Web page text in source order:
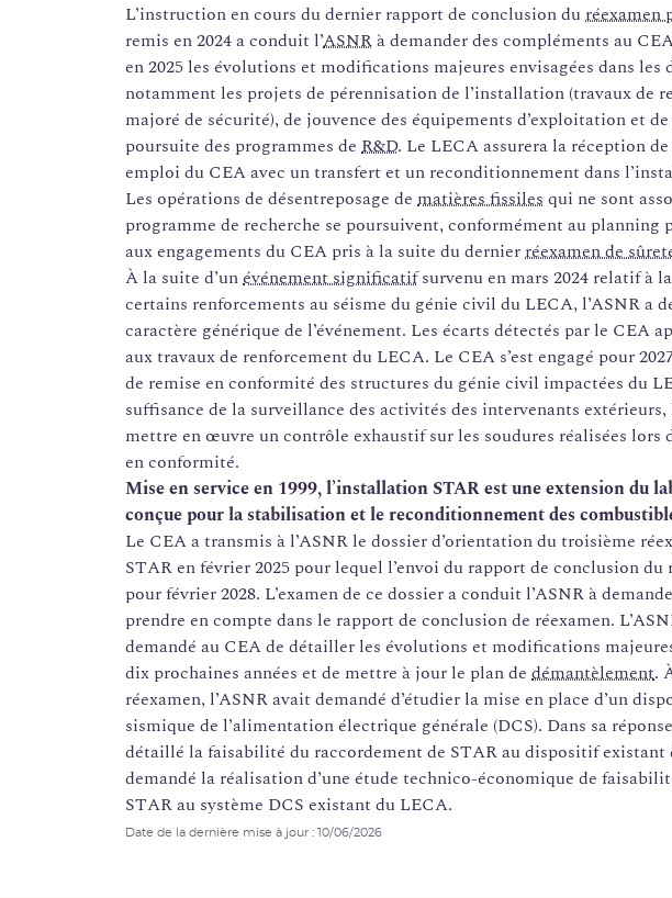
L’instruction en cours du dernier rapport de conclusion duréexamen
remis en 2024 a conduit l’ASNRà demander des compléments au
en 2025 les évolutions et modifications majeures envisagées dans les
notamment les projets de pérennisation de l’installation (travaux de
majoré de sécurité), de jouvence des équipements d’exploitation et
poursuite des programmes de R&D. Le LECA assurera la réception
emploi du CEA avec un transfert et un reconditionnement dans
Les opérations de désentreposage de matières fissiles qui ne sont
programme de recherche se poursuivent, conformément au planning
aux engagements du CEA pris à la suite du dernierréexamen de
À la suite d’unévénement significatifsurvenu en mars 2024 relatif à
certains renforcements au séisme du génie civil du LECA, l’ASNR a
caractère générique de l’événement. Les écarts détectés par le CEA
aux travaux de renforcement du LECA. Le CEA s’est engagé pour
de remise en conformité des structures du génie civil impactées du
suffisance de la surveillance des activités des intervenants extérieurs,
mettre en œuvre un contrôle exhaustif sur les soudures réalisées lors
en conformité.
Mise en service en 1999, l’installation STAR est une extension du
conçue pour la stabilisation et le reconditionnement des
Le CEA a transmis à l’ASNR le dossier d’orientation du troisième
STAR en février 2025 pour lequel l’envoi du rapport de conclusion du
pour février 2028. L’examen de ce dossier a conduit l’ASNR à
prendre en compte dans le rapport de conclusion de réexamen.
demandé au CEA de détailler les évolutions et modifications
dix prochaines années et de mettre à jour le plan de démantèlement.
réexamen, l’ASNR avait demandé d’étudier la mise en place d’un
sismique de l’alimentation électrique générale (DCS). Dans sa
détaillé la faisabilité du raccordement de STAR au dispositif existant
demandé la réalisation d’une étude technico-économique de
STAR au système DCS existant du LECA.
Date de la dernière mise à jour : 10/06/2026